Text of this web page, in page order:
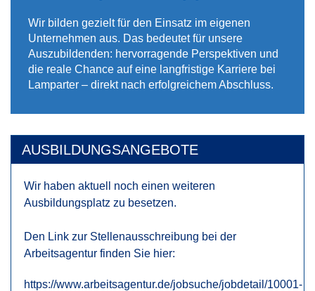
Wir bilden gezielt für den Einsatz im eigenen
Unternehmen aus. Das bedeutet für unsere
Auszubildenden: hervorragende Perspektiven und
die reale Chance auf eine langfristige Karriere bei
Lamparter – direkt nach erfolgreichem Abschluss.
AUSBILDUNGSANGEBOTE
Wir haben aktuell noch einen weiteren
Ausbildungsplatz zu besetzen.
Den Link zur Stellenausschreibung bei der
Arbeitsagentur finden Sie hier:
https://www.arbeitsagentur.de/jobsuche/jobdetail/10001-